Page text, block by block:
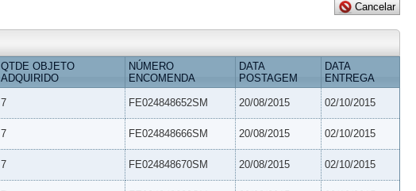
QTDE OBJETO
ADQUIRIDO
NÚMERO
ENCOMENDA
DATA
POSTAGEM
DATA
ENTREGA
7 FE024848652SM 20/08/2015 02/10/2015
7 FE024848666SM 20/08/2015 02/10/2015
7 FE024848670SM 20/08/2015 02/10/2015